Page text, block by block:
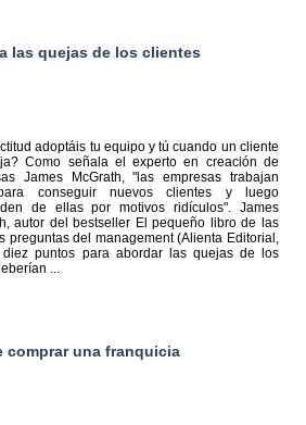
las quejas de los clientes
adoptáis tu equipo y tú cuando un cliente
Como señala el experto en creación de
James McGrath, "las empresas trabajan
conseguir nuevos clientes y luego
de ellas por motivos ridículos". James
autor del bestseller El pequeño libro de las
preguntas del management (Alienta Editorial,
puntos para abordar las quejas de los
...
comprar una franquicia